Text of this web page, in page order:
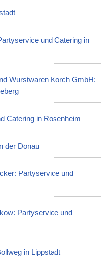
und Catering in
Wurstwaren Korch GmbH:
Catering in Rosenheim
der Donau
Partyservice und
Partyservice und
in Lippstadt